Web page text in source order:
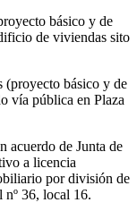
básico y de
de viviendas sito
(proyecto básico y de
vía pública en Plaza
acuerdo de Junta de
a licencia
por división de
nº 36, local 16.